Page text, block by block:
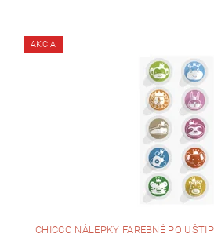
AKCIA
CHICCO NÁLEPKY FAREBNÉ PO